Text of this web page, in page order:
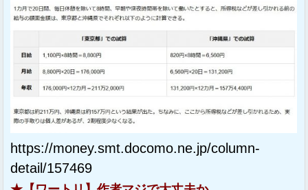
https://money.smt.docomo.ne.jp/column-
detail/157469